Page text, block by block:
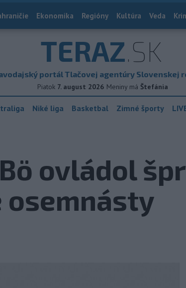
Ekonomika Regióny Kultúra Veda
TERAZ.SK
portál Tlačovej agentúry Slovenskej
Piatok 7. august 2026 Meniny má Štefánia
Niké liga Basketbal Zimné športy
ovládol
osemnásty